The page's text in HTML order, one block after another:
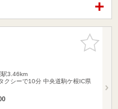
お気に入
りに追加
駅3.46km
クシーで10分 中央道駒ケ根IC県